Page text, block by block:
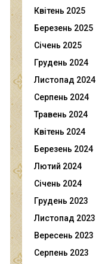
Квітень 2025
Березень 2025
Січень 2025
Грудень 2024
Листопад 2024
Серпень 2024
Травень 2024
Квітень 2024
Березень 2024
Лютий 2024
Січень 2024
Грудень 2023
Листопад 2023
Вересень 2023
Серпень 2023